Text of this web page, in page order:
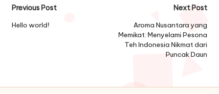
Post
navigation
Previous Post
Hello world!
Next Post
Aroma Nusantara yang
Memikat: Menyelami Pesona
Teh Indonesia Nikmat dari
Puncak Daun